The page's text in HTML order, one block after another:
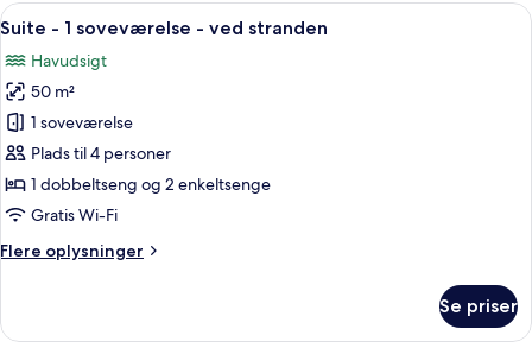
soveværelse
Indlæs
alle
billeder
af
Suite
-
1
soveværelse
ved
En balkon med et bord og stole, der
12
Suite - 1 soveværelse - ved stranden
Havudsigt
50 m²
1 soveværelse
Plads til 4 personer
1 dobbeltseng og 2 enkeltsenge
Gratis Wi-Fi
Flere oplysninger
Flere
-
Se priser